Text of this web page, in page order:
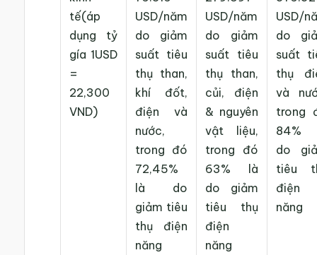
tế(áp
dụng tỷ
gía 1USD
=
22,300
VND)
USD/năm
do giảm
suất tiêu
thụ than,
khí đốt,
điện và
nước,
trong đó
72,45%
là do
giảm tiêu
thụ điện
năng
USD/năm
do giảm
suất tiêu
thụ than,
củi, điện
& nguyên
vật liệu,
trong đó
63% là
do giảm
tiêu thụ
điện
năng
USD/
do
suất
thụ
và
trong
84%
do
tiêu
điện
năng
năng lượng tại các doanh nghiệp là khá lớn. Để
sớm khắc phục vấn đề này, các doanh nghiệp
cần dành ưu tiên cao cho việc thực hiện các giải
pháp quản lý và đầu tư đổi mới công nghệ – thiết
bị. Các giải pháp này sẽ góp phần cắt giảm chi
phí sản xuất đồng thời giảm tác động tới môi
trường và cải thiện điều kiện làm việc cho người
Mặt khác, một tín hiệu tốt là một số doanh
nghiệp đã thể hiện tính cam kết cao, bao gồm
cả việc chủ động đầu tư thực hiện các dự án đổi
mới công nghệ theo hướng sản xuất sạch hơn.